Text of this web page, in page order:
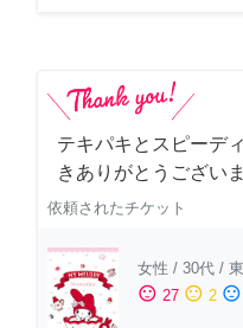
テキパキとスピーデ
きありがとうござい
依頼されたチケット
女性 / 30代 /
sentiment_satisfied 27 sentiment_neutral 2 sentiment_dissatisfied